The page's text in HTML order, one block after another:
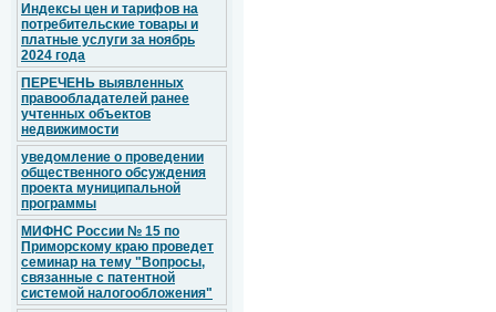
Индексы цен и тарифов на
потребительские товары и
платные услуги за ноябрь
2024 года
ПЕРЕЧЕНЬ выявленных
правообладателей ранее
учтенных объектов
недвижимости
уведомление о проведении
общественного обсуждения
проекта муниципальной
программы
МИФНС России № 15 по
Приморскому краю проведет
семинар на тему "Вопросы,
связанные с патентной
системой налогообложения"